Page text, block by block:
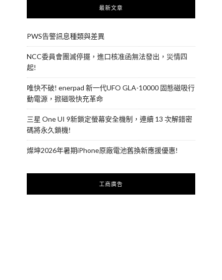
最新文章
PWS告警訊息種類與差異
NCC委員會團滅停擺，進口核准函無法發出，災情四
起!
唯快不破! enerpad 新一代UFO GLA-10000 固態磁吸行
動電源，掀磁吸快充革命
三星 One UI 9新鎖定螢幕安全機制，連續 13 次解錯密
碼將永久鎖機!
燦坤2026年暑期iPhone原廠電池舊換新應援優惠!
工商廣告